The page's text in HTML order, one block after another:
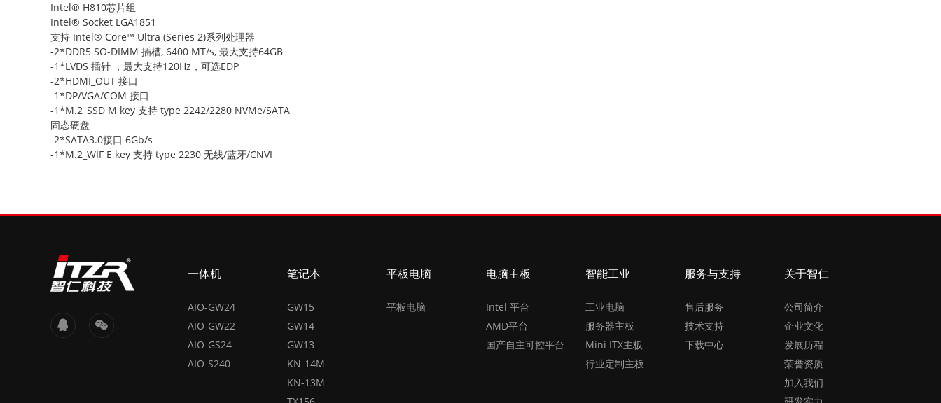
Intel® H810芯片组
Intel® Socket LGA1851
支持 Intel® Core™ Ultra (Series 2)系列处理器
-2*DDR5 SO-DIMM 插槽, 6400 MT/s, 最大支持64GB
-1*LVDS 插针 ，最大支持120Hz，可选EDP
-2*HDMI_OUT 接口
-1*DP/VGA/COM 接口
-1*M.2_SSD M key 支持 type 2242/2280 NVMe/SATA
固态硬盘
-2*SATA3.0接口 6Gb/s
-1*M.2_WIF E key 支持 type 2230 无线/蓝牙/CNVI
一体机
AIO-GW24
AIO-GW22
AIO-GS24
AIO-S240
笔记本
GW15
GW14
GW13
KN-14M
KN-13M
平板电脑
平板电脑
电脑主板
Intel 平台
AMD平台
国产自主可控平台
智能工业
工业电脑
服务器主板
Mini ITX主板
行业定制主板
服务与支持
售后服务
技术支持
下载中心
关于智仁
公司简介
企业文化
发展历程
荣誉资质
加入我们